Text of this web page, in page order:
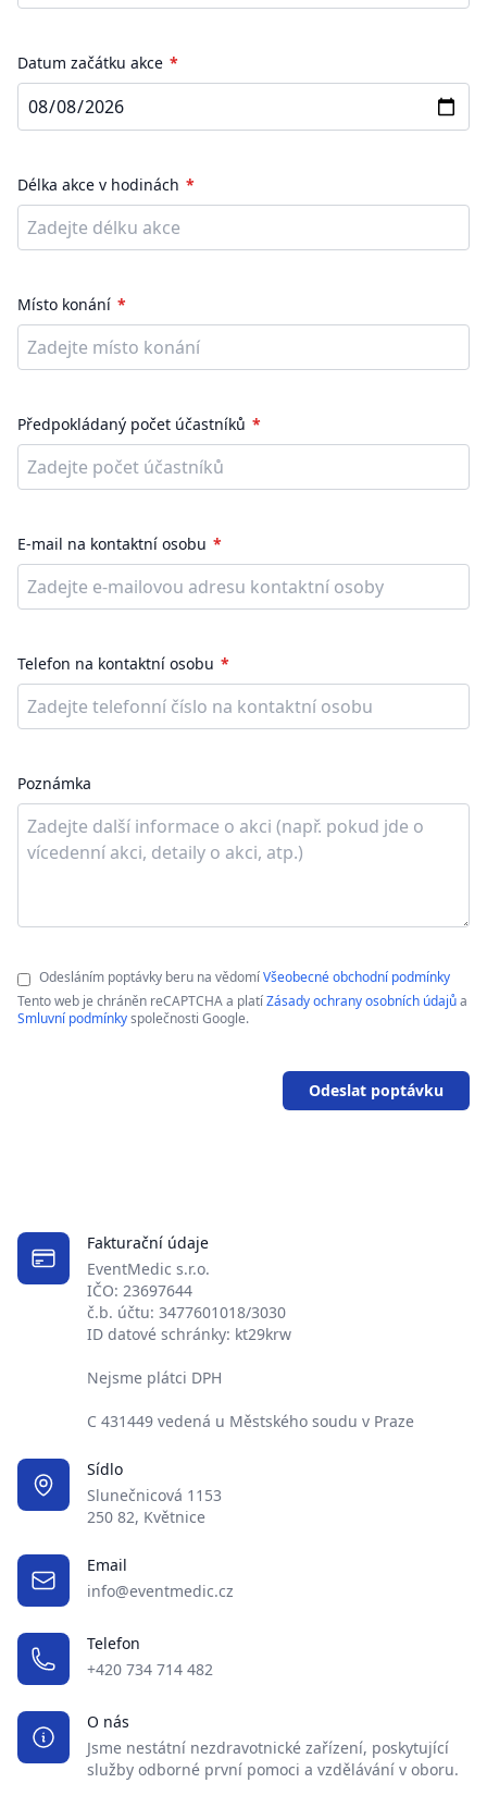
Fakturační údaje
EventMedic s.r.o.
IČO: 23697644
č.b. účtu: 3477601018/3030
ID datové schránky: kt29krw
Nejsme plátci DPH
C 431449 vedená u Městského soudu v Praze
Sídlo
Slunečnicová 1153
250 82, Květnice
Email
info@eventmedic.cz
Telefon
+420 734 714 482
O nás
Jsme nestátní nezdravotnické zařízení, poskytující
služby odborné první pomoci a vzdělávání v oboru.
Datum začátku akce
Délka akce v hodinách
Místo konání
Předpokládaný počet účastníků
E-mail na kontaktní osobu
Telefon na kontaktní osobu
Poznámka
Odesláním poptávky beru na vědomíVšeobecné obchodní podmínky
Tento web je chráněn reCAPTCHA a platíZásady ochrany osobních údajůa
Smluvní podmínkyspolečnosti Google.
Odeslat poptávku